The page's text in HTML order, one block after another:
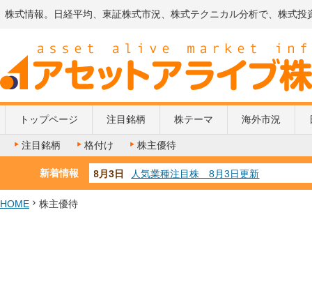
株式情報。日経平均、東証株式市況、株式テクニカル分析で、株式投
トップページ 注目銘柄 株テーマ 海外市況
注目銘柄 格付け 株主優待
新着情報 8月3日
人気業種注目株 8月3日更新
8月2日
金融注目株 8月2日更新
HOME 株主優待